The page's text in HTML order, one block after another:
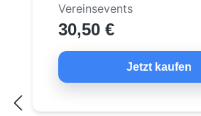
Vereinsevents
30,50 €
Jetzt kaufen